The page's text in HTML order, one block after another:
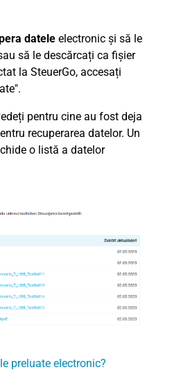
datele electronic și să le
să le descărcați ca fișier
la SteuerGo, accesați
pentru cine au fost deja
recuperarea datelor. Un
o listă a datelor
preluate electronic?